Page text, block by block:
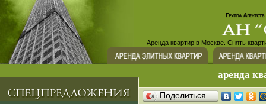
Аренда квартир в Москве. Снять
аренда
Поделиться…